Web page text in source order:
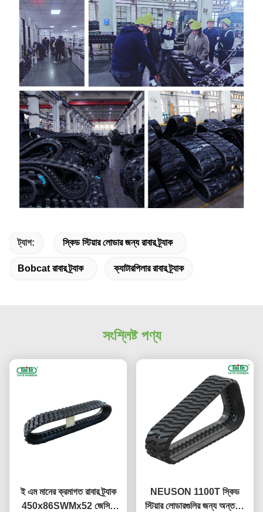
ট্যাগ: স্কিড স্টিয়ার লোডার জন্য রাবার ট্র্যাক
Bobcat রাবার ট্র্যাক ক্যাটারপিলার রাবার ট্র্যাক
সংশ্লিষ্ট পণ্য
ই এম মানের ক্রমাগত রাবার ট্র্যাক
450x86SWMx52 জেসিবি
NEUSON 1100T স্কিড
স্টিয়ার লোডারগুলির জন্য অন্তহীন